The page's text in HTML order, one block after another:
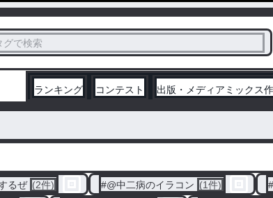
グで検索
ランキング コンテスト 出版・メディアミックス
るぜ (2件) #@中二病のイラコン (1件) #